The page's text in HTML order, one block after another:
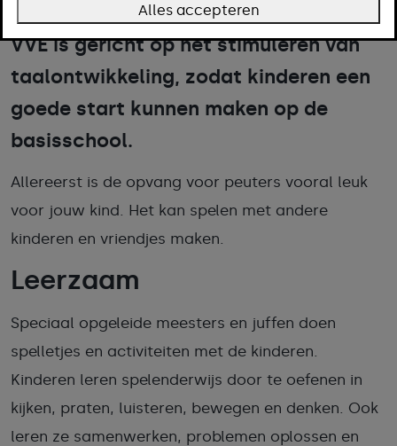
en Vroegschoolse Educatie (VVE) aan.
VVE is gericht op het stimuleren van
taalontwikkeling, zodat kinderen een
goede start kunnen maken op de
basisschool.
Allereerst is de opvang voor peuters vooral leuk
voor jouw kind. Het kan spelen met andere
kinderen en vriendjes maken.
Leerzaam
Speciaal opgeleide meesters en juffen doen
spelletjes en activiteiten met de kinderen.
Kinderen leren spelenderwijs door te oefenen in
kijken, praten, luisteren, bewegen en denken. Ook
leren ze samenwerken, problemen oplossen en
Alles accepteren